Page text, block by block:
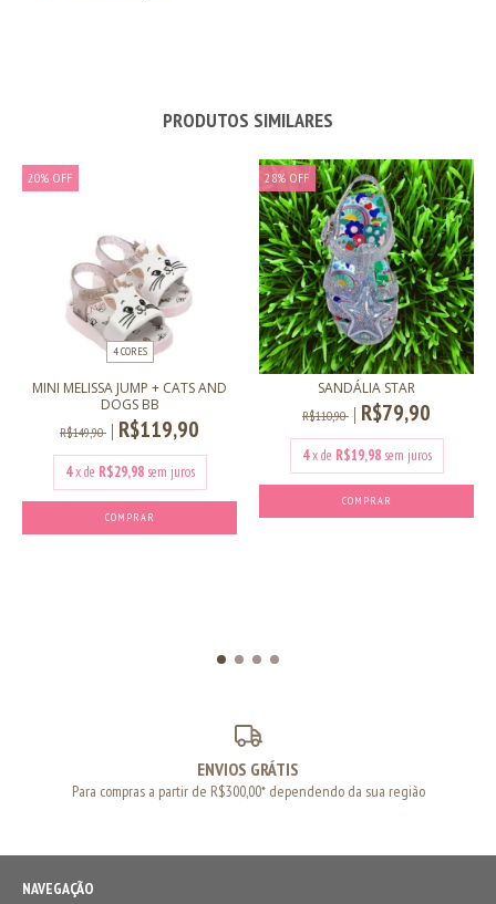
PRODUTOS SIMILARES
20% OFF
4 CORES
MINI MELISSA JUMP + CATS AND
DOGS BB
R$149,90 R$119,90
4 x de R$29,98 sem juros
COMPRAR
28% OFF
SANDÁLIA STAR
R$110,90 R$79,90
4 x de R$19,98 sem juros
COMPRAR
ENVIOS GRÁTIS
Para compras a partir de R$300,00* dependendo da sua região
NAVEGAÇÃO